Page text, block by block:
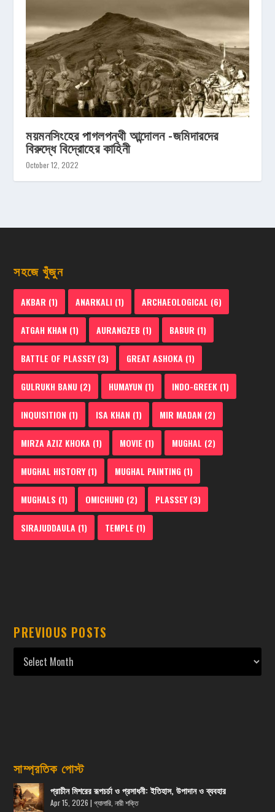
ময়মনসিংহের পাগলপন্থী আন্দোলন -জমিদারদের
বিরুদ্ধে বিদ্রোহের কাহিনী
October 12, 2022
সহজে খুঁজুন
AKBAR (1) ANARKALI (1) ARCHAEOLOGICAL (6)
ATGAH KHAN (1) AURANGZEB (1) BABUR (1)
BATTLE OF PLASSEY(3) GREAT ASHOKA (1)
GULRUKH BANU (2) HUMAYUN (1) INDO-GREEK (1)
INQUISITION (1) ISA KHAN (1) MIR MADAN (2)
MIRZA AZIZ KHOKA (1) MOVIE (1) MUGHAL (2)
MUGHAL HISTORY(1) MUGHAL PAINTING (1)
MUGHALS (1) OMICHUND (2) PLASSEY(3)
SIRAJUDDAULA (1) TEMPLE (1)
PREVIOUS POSTS
সাম্প্রতিক পোস্ট
প্রাচীন মিশরের রূপচর্চা ও প্রসাধনী: ইতিহাস, উপাদান ও ব্যবহার
Apr 15, 2026 |গ্যালারি ,নারী শক্তি